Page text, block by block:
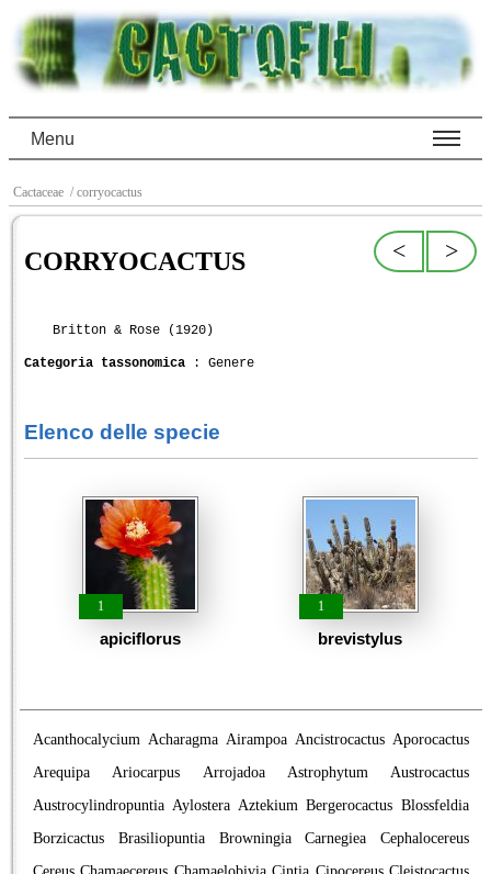
Menu
Cactaceae / corryocactus
>
<
CORRYOCACTUS
Britton & Rose (1920)
Categoria tassonomica : Genere
Elenco delle specie
1
apiciflorus
1
brevistylus
Acanthocalycium Acharagma Airampoa Ancistrocactus Aporocactus
Arequipa
Ariocarpus Arrojadoa Astrophytum
Austrocactus
Austrocylindropuntia Aylostera Aztekium Bergerocactus Blossfeldia
Borzicactus
Brasiliopuntia Browningia Carnegiea
Cephalocereus